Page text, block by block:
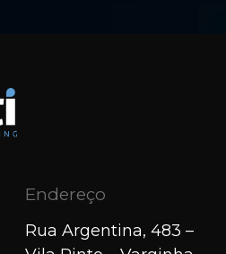
Endereço
Rua Argentina, 483 –